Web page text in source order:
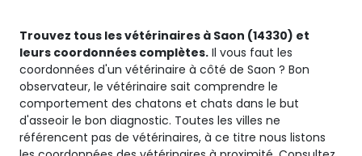
Trouvez tous les vétérinaires à Saon (14330) et
leurs coordonnées complètes. Il vous faut les
coordonnées d'un vétérinaire à côté de Saon ? Bon
observateur, le vétérinaire sait comprendre le
comportement des chatons et chats dans le but
d'asseoir le bon diagnostic. Toutes les villes ne
référencent pas de vétérinaires, à ce titre nous listons